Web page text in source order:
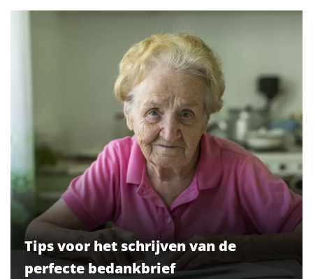
Tips voor het schrijven van de
perfecte bedankbrief